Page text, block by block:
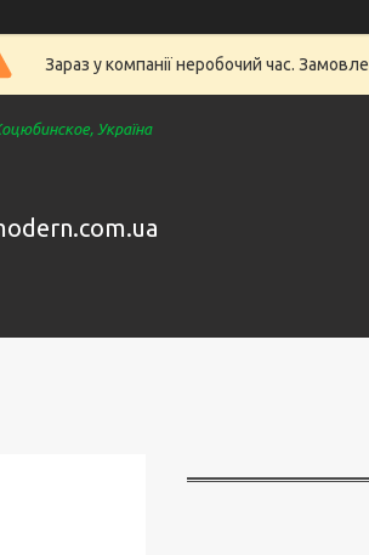
Зараз у компанії неробочий час.
Україна